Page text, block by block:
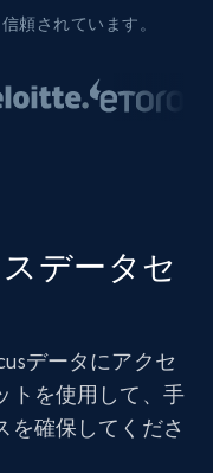
頼されています。
データセ
データにアクセ
トを使用して、手
を確保してくださ